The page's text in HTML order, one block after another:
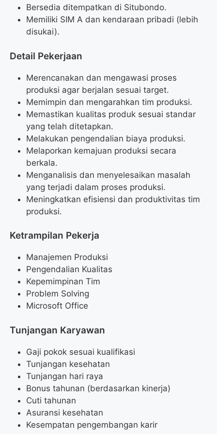
Bersedia ditempatkan di Situbondo.
Memiliki SIM A dan kendaraan pribadi (lebih
disukai).
Detail Pekerjaan
Merencanakan dan mengawasi proses
produksi agar berjalan sesuai target.
Memimpin dan mengarahkan tim produksi.
Memastikan kualitas produk sesuai standar
yang telah ditetapkan.
Melakukan pengendalian biaya produksi.
Melaporkan kemajuan produksi secara
berkala.
Menganalisis dan menyelesaikan masalah
yang terjadi dalam proses produksi.
Meningkatkan efisiensi dan produktivitas tim
produksi.
Ketrampilan Pekerja
Manajemen Produksi
Pengendalian Kualitas
Kepemimpinan Tim
Problem Solving
Microsoft Office
Tunjangan Karyawan
Gaji pokok sesuai kualifikasi
Tunjangan kesehatan
Tunjangan hari raya
Bonus tahunan (berdasarkan kinerja)
Cuti tahunan
Asuransi kesehatan
Kesempatan pengembangan karir